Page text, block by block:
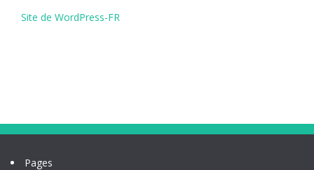
Site de WordPress-FR
Pages